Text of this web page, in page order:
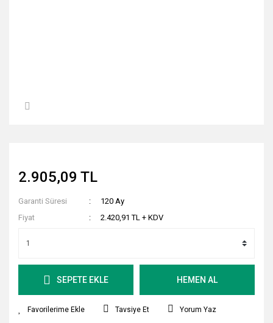
2.905,09 TL
Garanti Süresi
120 Ay
Fiyat
2.420,91 TL + KDV
SEPETE EKLE HEMEN AL
Tavsiye Et Yorum Yaz